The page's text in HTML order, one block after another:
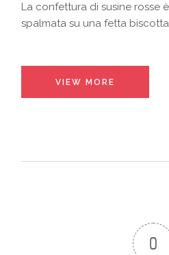
La confettura di susine rosse
spalmata su una fetta
VIEW MORE
0